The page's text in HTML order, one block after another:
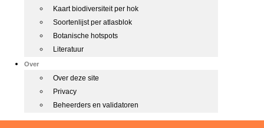
Kaart biodiversiteit per hok
Soortenlijst per atlasblok
Botanische hotspots
Literatuur
Over
Over deze site
Privacy
Beheerders en validatoren